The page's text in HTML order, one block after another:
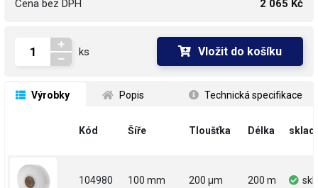
Cena bez DPH 2 065 Kč
ks Vložit do košíku
Výrobky Popis Technická specifikace
Kód Šíře Tloušťka Délka sklad
104980 100 mm 200 µm 200 m